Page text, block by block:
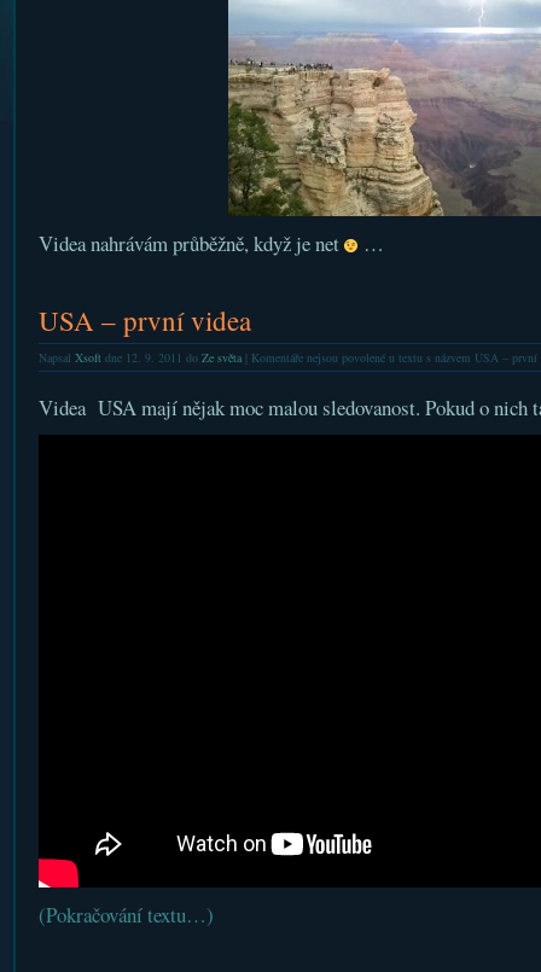
Videa nahrávám průběžně, když je net …
USA – první videa
Napsal Xsoftdne 12. 9. 2011 do Ze světa| Komentáře nejsou povolenéu textu s názvem USA – první
Videa USA mají nějak moc malou sledovanost. Pokud o nich
(Pokračování textu…)